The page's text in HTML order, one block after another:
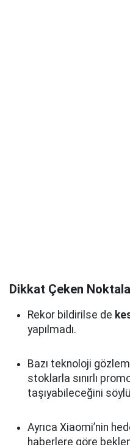
Dikkat Çeken
Rekor bildirilse de
yapılmadı.
Bazı teknoloji
stoklarla sınırlı
taşıyabileceğini
Ayrıca Xiaomi’nin
haberlere göre